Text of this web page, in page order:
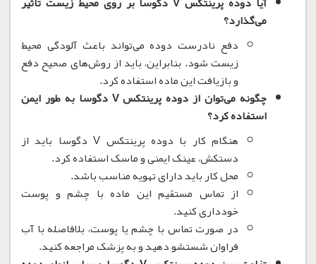
می‌گذارد؟
دفع نادرست دوده می‌تواند باعث آلودگی محیط
زیست شود. بنابراین، باید از روش‌های صحیح دفع
و بازیافت این ماده استفاده کرد.
چگونه می‌توان از دوده پرینتکس V دگوسا به طور ایمن
استفاده کرد؟
هنگام کار با دوده پرینتکس V دگوسا باید از
دستکش، عینک ایمنی و ماسک استفاده کرد.
محل کار باید دارای تهویه مناسب باشد.
از تماس مستقیم این ماده با چشم و پوست
خودداری کنید.
در صورت تماس با چشم یا پوست، بلافاصله با آب
فراوان شستشو دهید و به پزشک مراجعه کنید.